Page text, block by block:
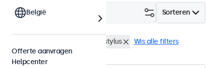
Sorteren
Filter (0)
Touchscreen stylus Wis alle filters
België
Offerte aanvragen
Helpcenter